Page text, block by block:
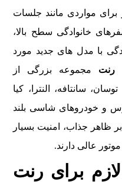
مواردی مانند جلسات
خانوادگی سطح بالا،
با مدل های جدید مورد
رنت مجموعه بزرگی از
سانتافه، النترا، کیا
و خودروهای شاسی بلند
ظاهر جذاب، امنیت بسیار
عالی دارند.
برای رنت